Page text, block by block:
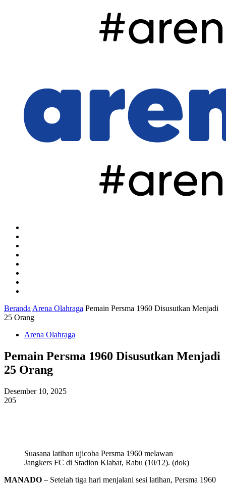
Beranda Arena Olahraga Pemain Persma 1960 Disusutkan Menjadi
25 Orang
Arena Olahraga
Pemain Persma 1960 Disusutkan Menjadi
25 Orang
Desember 10, 2025
205
Suasana latihan ujicoba Persma 1960 melawan
Jangkers FC di Stadion Klabat, Rabu (10/12). (dok)
MANADO – Setelah tiga hari menjalani sesi latihan, Persma 1960